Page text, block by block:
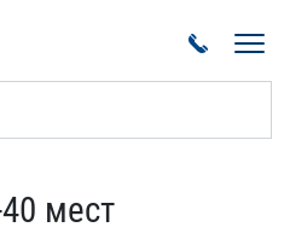
мест